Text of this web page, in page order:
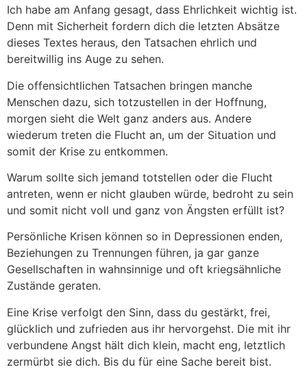
Ich habe am Anfang gesagt, dass Ehrlichkeit wichtig ist.
Denn mit Sicherheit fordern dich die letzten Absätze
dieses Textes heraus, den Tatsachen ehrlich und
bereitwillig ins Auge zu sehen.
Die offensichtlichen Tatsachen bringen manche
Menschen dazu, sich totzustellen in der Hoffnung,
morgen sieht die Welt ganz anders aus. Andere
wiederum treten die Flucht an, um der Situation und
somit der Krise zu entkommen.
Warum sollte sich jemand totstellen oder die Flucht
antreten, wenn er nicht glauben würde, bedroht zu sein
und somit nicht voll und ganz von Ängsten erfüllt ist?
Persönliche Krisen können so in Depressionen enden,
Beziehungen zu Trennungen führen, ja gar ganze
Gesellschaften in wahnsinnige und oft kriegsähnliche
Zustände geraten.
Eine Krise verfolgt den Sinn, dass du gestärkt, frei,
glücklich und zufrieden aus ihr hervorgehst. Die mit ihr
verbundene Angst hält dich klein, macht eng, letztlich
zermürbt sie dich. Bis du für eine Sache bereit bist.